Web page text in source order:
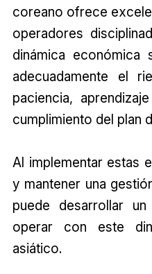
coreano ofrece
operadores
dinámica económica
adecuadamente el
paciencia,
cumplimiento del plan
Al implementar estas
y mantener una
puede desarrollar
operar con este
asiático.